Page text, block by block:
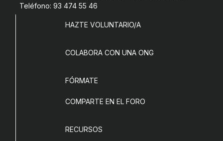
Teléfono: 93 474 55 46
HAZTE VOLUNTARIO/A
COLABORA CON UNA ONG
FÓRMATE
COMPARTE EN EL FORO
RECURSOS
ACTUALITAT
Diari de la Fundació
Fundesplai als mitjans